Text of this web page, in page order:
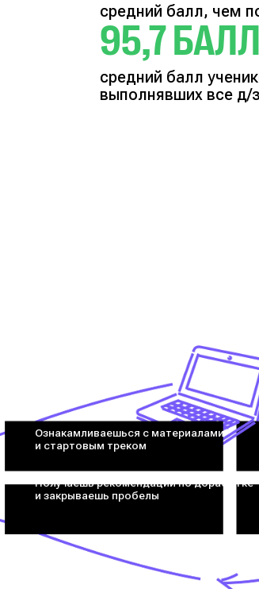
средний балл, чем
95,7
средний балл
выполнявших все д/з
Ознакамливаешься с материалами
и стартовым треком
Получаешь рекомендации по доработке
и закрываешь пробелы